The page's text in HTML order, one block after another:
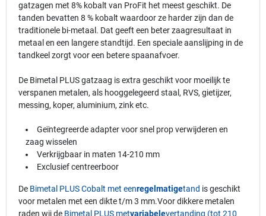
gatzagen met 8% kobalt van ProFit het meest geschikt. De
tanden bevatten 8 % kobalt waardoor ze harder zijn dan de
traditionele bi-metaal. Dat geeft een beter zaagresultaat in
metaal en een langere standtijd. Een speciale aanslijping in de
tandkeel zorgt voor een betere spaanafvoer.
De Bimetal PLUS gatzaag is extra geschikt voor moeilijk te
verspanen metalen, als hooggelegeerd staal, RVS, gietijzer,
messing, koper, aluminium, zink etc.
Geïntegreerde adapter voor snel prop verwijderen en
zaag wisselen
Verkrijgbaar in maten 14-210 mm
Exclusief centreerboor
De Bimetal PLUS Cobalt met eenregelmatigetand is geschikt
voor metalen met een dikte t/m 3 mm.Voor dikkere metalen
raden wij de Bimetal PLUS metvariabelevertanding (tot 210